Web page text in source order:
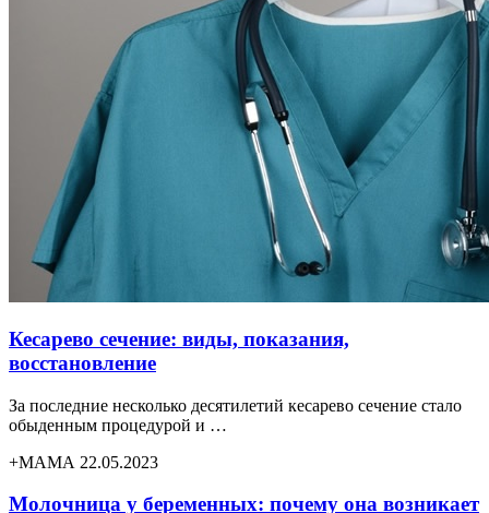
Кесарево сечение: виды, показания,
восстановление
За последние несколько десятилетий кесарево сечение стало
обыденным процедурой и …
+МАМА 22.05.2023
Молочница у беременных: почему она возникает